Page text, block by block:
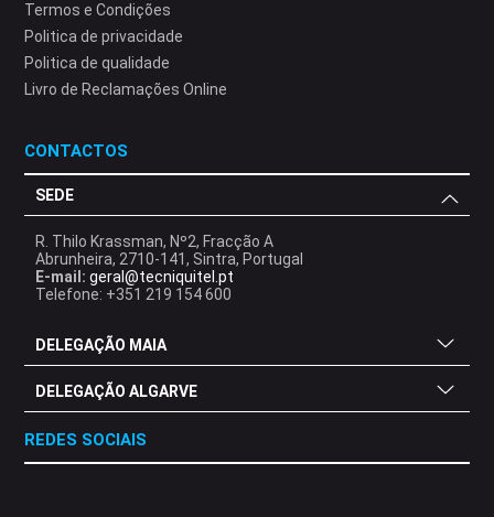
Termos e Condições
Politica de privacidade
Politica de qualidade
Livro de Reclamações Online
CONTACTOS
SEDE
R. Thilo Krassman, Nº2, Fracção A
Abrunheira, 2710-141, Sintra, Portugal
E-mail: geral@tecniquitel.pt
Telefone: +351 219 154 600
DELEGAÇÃO MAIA
DELEGAÇÃO ALGARVE
REDES SOCIAIS